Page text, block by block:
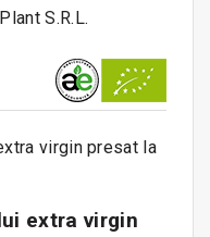
S.R.L.
extra virgin